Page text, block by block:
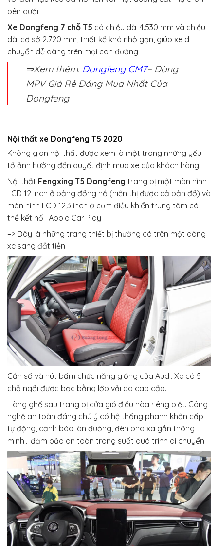
bên dưới
Xe Dongfeng 7 chỗ T5 có chiều dài 4.530 mm và chiều
dài cơ sở 2.720 mm, thiết kế khá nhỏ gọn, giúp xe di
chuyển dễ dàng trên mọi con đường.
⇒Xem thêm: Dongfeng CM7– Dòng
MPV Giá Rẻ Đáng Mua Nhất Của
Dongfeng
Nội thất xe Dongfeng T5 2020
Không gian nội thất được xem là một trong những yếu
tố ảnh hưởng đến quyết định mua xe của khách hàng.
Nội thất Fengxing T5 Dongfeng trang bị một màn hình
LCD 12 inch ở bảng đồng hồ (hiển thị được cả bản đồ) và
màn hình LCD 12,3 inch ở cụm điều khiển trung tâm có
thể kết nối Apple Car Play.
=> Đây là những trang thiết bị thường có trên một dòng
xe sang đắt tiền.
Cần số và nút bấm chức năng giống của Audi. Xe có 5
chỗ ngồi được bọc bằng lớp vải da cao cấp.
Hàng ghế sau trang bị cửa gió điều hòa riêng biệt. Công
nghệ an toàn đáng chú ý có hệ thống phanh khẩn cấp
tự động, cảnh báo làn đường, đèn pha xa gần thông
minh… đảm bảo an toàn trong suốt quá trình di chuyển.